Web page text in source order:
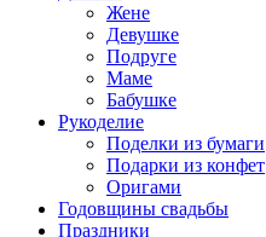
Жене
Девушке
Подруге
Маме
Бабушке
Рукоделие
Поделки из бумаги
Подарки из конфет
Оригами
Годовщины свадьбы
Праздники